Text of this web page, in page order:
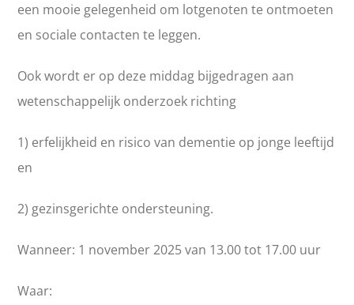
een mooie gelegenheid om lotgenoten te ontmoeten
en sociale contacten te leggen.
Ook wordt er op deze middag bijgedragen aan
wetenschappelijk onderzoek richting
1) erfelijkheid en risico van dementie op jonge leeftijd
en
2) gezinsgerichte ondersteuning.
Wanneer: 1 november 2025 van 13.00 tot 17.00 uur
Waar: